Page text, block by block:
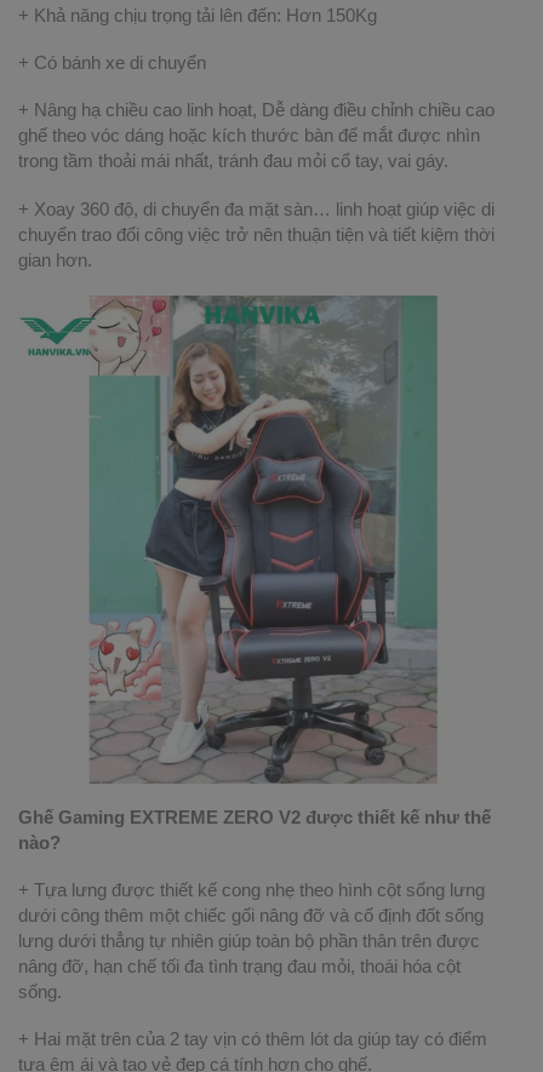
+ Khả năng chịu trọng tải lên đến: Hơn 150Kg
+ Có bánh xe di chuyển
+ Nâng hạ chiều cao linh hoạt, Dễ dàng điều chỉnh chiều cao
ghế theo vóc dáng hoặc kích thước bàn để mắt được nhìn
trong tầm thoải mái nhất, tránh đau mỏi cổ tay, vai gáy.
+ Xoay 360 độ, di chuyển đa mặt sàn… linh hoạt giúp việc di
chuyển trao đổi công việc trở nên thuận tiện và tiết kiệm thời
gian hơn.
Ghế Gaming EXTREME ZERO V2 được thiết kế như thế
nào?
+ Tựa lưng được thiết kế cong nhẹ theo hình cột sống lưng
dưới công thêm một chiếc gối nâng đỡ và cố định đốt sống
lưng dưới thẳng tự nhiên giúp toàn bộ phần thân trên được
nâng đỡ, hạn chế tối đa tình trạng đau mỏi, thoái hóa cột
sống.
+ Hai mặt trên của 2 tay vịn có thêm lót da giúp tay có điểm
tựa êm ái và tạo vẻ đẹp cá tính hơn cho ghế.